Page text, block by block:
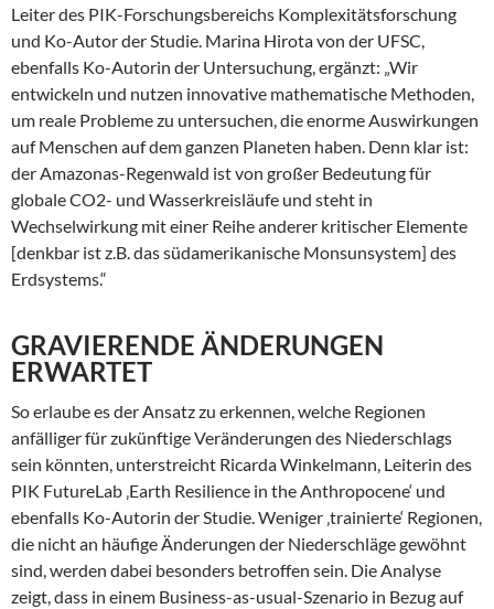
Leiter des PIK-Forschungsbereichs Komplexitätsforschung
und Ko-Autor der Studie. Marina Hirota von der UFSC,
ebenfalls Ko-Autorin der Untersuchung, ergänzt: „Wir
entwickeln und nutzen innovative mathematische Methoden,
um reale Probleme zu untersuchen, die enorme Auswirkungen
auf Menschen auf dem ganzen Planeten haben. Denn klar ist:
der Amazonas-Regenwald ist von großer Bedeutung für
globale CO2- und Wasserkreisläufe und steht in
Wechselwirkung mit einer Reihe anderer kritischer Elemente
[denkbar ist z.B. das südamerikanische Monsunsystem] des
Erdsystems.“
GRAVIERENDE ÄNDERUNGEN
ERWARTET
So erlaube es der Ansatz zu erkennen, welche Regionen
anfälliger für zukünftige Veränderungen des Niederschlags
sein könnten, unterstreicht Ricarda Winkelmann, Leiterin des
PIK FutureLab ‚Earth Resilience in the Anthropocene‘ und
ebenfalls Ko-Autorin der Studie. Weniger ‚trainierte‘ Regionen,
die nicht an häufige Änderungen der Niederschläge gewöhnt
sind, werden dabei besonders betroffen sein. Die Analyse
zeigt, dass in einem Business-as-usual-Szenario in Bezug auf